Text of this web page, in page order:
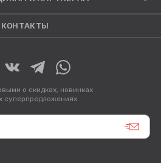
КОНТАКТЫ
о скидках, новинках
суперпредложениях